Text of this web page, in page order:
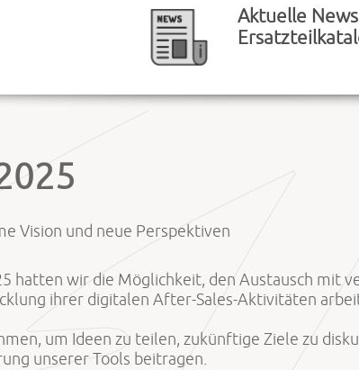
Aktuelle
Vision und neue Perspektiven
hatten wir die Möglichkeit, den Austausch mit
ihrer digitalen After-Sales-Aktivitäten
um Ideen zu teilen, zukünftige Ziele zu
unserer Tools beitragen.